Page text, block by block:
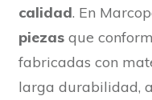
calidad. En
piezas que
fabricadas con
larga durabilidad,